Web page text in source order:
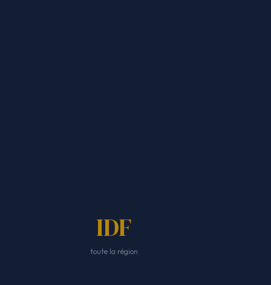
IDF
toute la région